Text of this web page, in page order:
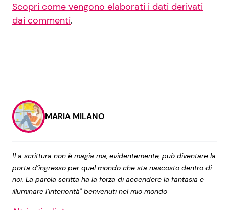
Scopri come vengono elaborati i dati derivati
dai commenti.
MARIA MILANO
!La scrittura non è magia ma, evidentemente, può diventare la
porta d’ingresso per quel mondo che sta nascosto dentro di
noi. La parola scritta ha la forza di accendere la fantasia e
illuminare l’interiorità" benvenuti nel mio mondo